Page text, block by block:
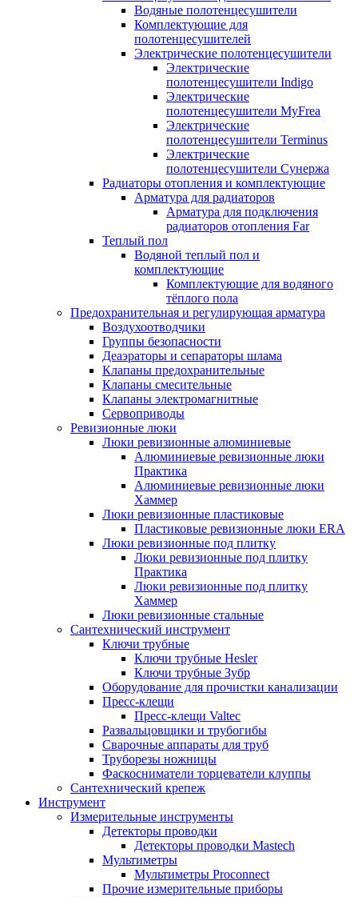
Водяные полотенцесушители
Комплектующие для
полотенцесушителей
Электрические полотенцесушители
Электрические
полотенцесушители Indigo
Электрические
полотенцесушители MyFrea
Электрические
полотенцесушители Terminus
Электрические
полотенцесушители Сунержа
Радиаторы отопления и комплектующие
Арматура для радиаторов
Арматура для подключения
радиаторов отопления Far
Теплый пол
Водяной теплый пол и
комплектующие
Комплектующие для водяного
тёплого пола
Предохранительная и регулирующая арматура
Воздухоотводчики
Группы безопасности
Деаэраторы и сепараторы шлама
Клапаны предохранительные
Клапаны смесительные
Клапаны электромагнитные
Сервоприводы
Ревизионные люки
Люки ревизионные алюминиевые
Алюминиевые ревизионные люки
Практика
Алюминиевые ревизионные люки
Хаммер
Люки ревизионные пластиковые
Пластиковые ревизионные люки ERA
Люки ревизионные под плитку
Люки ревизионные под плитку
Практика
Люки ревизионные под плитку
Хаммер
Люки ревизионные стальные
Сантехнический инструмент
Ключи трубные
Ключи трубные Hesler
Ключи трубные Зубр
Оборудование для прочистки канализации
Пресс-клещи
Пресс-клещи Valtec
Развальцовщики и трубогибы
Сварочные аппараты для труб
Труборезы ножницы
Фаскосниматели торцеватели клуппы
Сантехнический крепеж
Инструмент
Измерительные инструменты
Детекторы проводки
Детекторы проводки Mastech
Мультиметры
Мультиметры Proconnect
Прочие измерительные приборы